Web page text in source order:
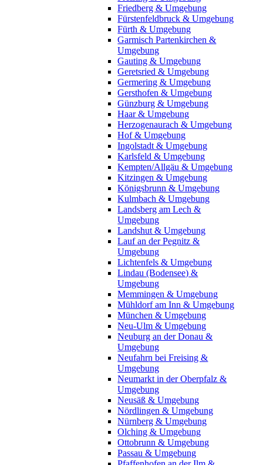
Friedberg & Umgebung
Fürstenfeldbruck & Umgebung
Fürth & Umgebung
Garmisch Partenkirchen &
Umgebung
Gauting & Umgebung
Geretsried & Umgebung
Germering & Umgebung
Gersthofen & Umgebung
Günzburg & Umgebung
Haar & Umgebung
Herzogenaurach & Umgebung
Hof & Umgebung
Ingolstadt & Umgebung
Karlsfeld & Umgebung
Kempten/Allgäu & Umgebung
Kitzingen & Umgebung
Königsbrunn & Umgebung
Kulmbach & Umgebung
Landsberg am Lech &
Umgebung
Landshut & Umgebung
Lauf an der Pegnitz &
Umgebung
Lichtenfels & Umgebung
Lindau (Bodensee) &
Umgebung
Memmingen & Umgebung
Mühldorf am Inn & Umgebung
München & Umgebung
Neu-Ulm & Umgebung
Neuburg an der Donau &
Umgebung
Neufahrn bei Freising &
Umgebung
Neumarkt in der Oberpfalz &
Umgebung
Neusäß & Umgebung
Nördlingen & Umgebung
Nürnberg & Umgebung
Olching & Umgebung
Ottobrunn & Umgebung
Passau & Umgebung